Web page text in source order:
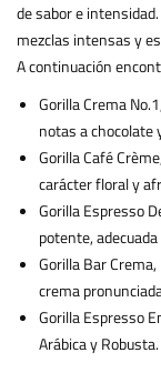
de sabor e
mezclas intensas y
A continuación
Gorilla Crema
notas a chocolate
Gorilla Café
carácter floral y
Gorilla Espresso
potente,
Gorilla Bar
crema
Gorilla Espresso
Arábica y Robusta.